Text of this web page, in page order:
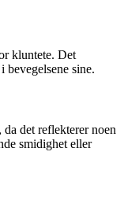
kluntete. Det
bevegelsene sine.
det reflekterer noen
smidighet eller